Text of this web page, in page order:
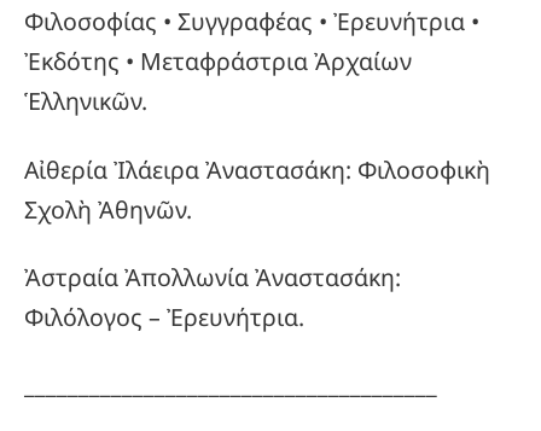
Φιλοσοφίας • Συγγραφέας • Ἐρευνήτρια •
Ἐκδότης • Μεταφράστρια Ἀρχαίων
Ἑλληνικῶν.
Αἰθερία Ἰλάειρα Ἀναστασάκη: Φιλοσοφικὴ
Σχολὴ Ἀθηνῶν.
Ἀστραία Ἀπολλωνία Ἀναστασάκη:
Φιλόλογος – Ἐρευνήτρια.